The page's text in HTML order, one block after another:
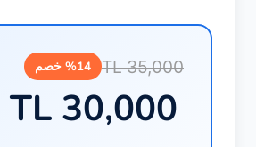
35,000 TL %14 خصم
30,000 TL